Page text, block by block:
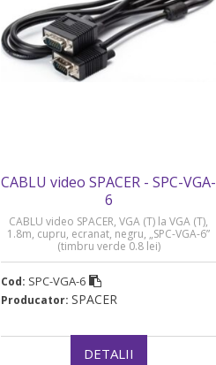
CABLU video SPACER - SPC-VGA-
6
CABLU video SPACER, VGA (T) la VGA (T),
1.8m, cupru, ecranat, negru, „SPC-VGA-6”
(timbru verde 0.8 lei)
Cod: SPC-VGA-6
Producator: SPACER
DETALII